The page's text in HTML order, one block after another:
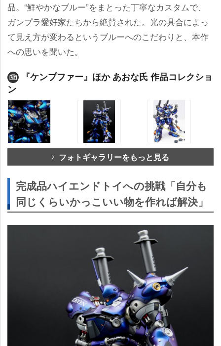
品。“鮮やかなブルー”をまとった丁寧なカスタムで、
ガンプラ愛好家たちから絶賛された。光の具合によっ
て見え方が変わるというブルーへのこだわりと、本作
への思いを聞いた。
『ケンプファー』ほか あおな氏 作品コレクショ
ン
フォトギャラリーをもっと見る
完成品ハイエンドトイへの挑戦「自分も
同じくらいかっこいい物を作れば解決」